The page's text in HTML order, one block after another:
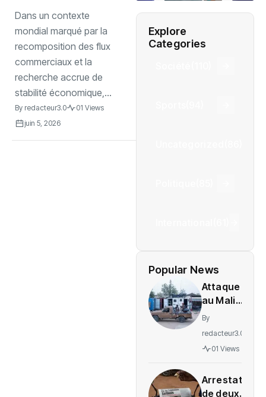
névralgique de
l’économie
mondiale
Dans un contexte
mondial marqué par la
recomposition des flux
commerciaux et la
recherche accrue de
stabilité économique,...
By redacteur3.0
01 Views
juin 5, 2026
Explore
Categories
Popular News
Attaque
au Mali :
L’ONU
enquête
soldats
By
redacteur3.0
01 Views
Arrestation
de deux